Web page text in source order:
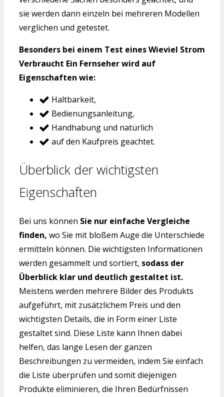
sie werden dann einzeln bei mehreren Modellen
verglichen und getestet.
Besonders bei einem Test eines Wieviel Strom
Verbraucht Ein Fernseher wird auf
Eigenschaften wie:
Haltbarkeit,
Bedienungsanleitung,
Handhabung und natürlich
auf den Kaufpreis geachtet.
Überblick der wichtigsten
Eigenschaften
Bei uns können Sie nur einfache Vergleiche
finden, wo Sie mit bloßem Auge die Unterschiede
ermitteln können. Die wichtigsten Informationen
werden gesammelt und sortiert, sodass der
Überblick klar und deutlich gestaltet ist.
Meistens werden mehrere Bilder des Produkts
aufgeführt, mit zusätzlichem Preis und den
wichtigsten Details, die in Form einer Liste
gestaltet sind. Diese Liste kann Ihnen dabei
helfen, das lange Lesen der ganzen
Beschreibungen zu vermeiden, indem Sie einfach
die Liste überprüfen und somit diejenigen
Produkte eliminieren, die Ihren Bedürfnissen